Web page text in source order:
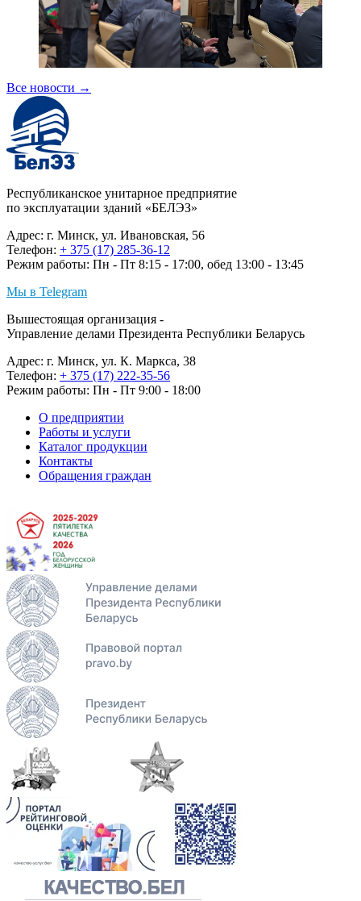
Все новости →
Республиканское унитарное предприятие
по эксплуатации зданий «БЕЛЭЗ»
Адрес: г. Минск, ул. Ивановская, 56
Телефон: + 375 (17) 285-36-12
Режим работы: Пн - Пт 8:15 - 17:00, обед 13:00 - 13:45
Мы в Telegram
Вышестоящая организация -
Управление делами Президента Республики Беларусь
Адрес: г. Минск, ул. К. Маркса, 38
Телефон: + 375 (17) 222-35-56
Режим работы: Пн - Пт 9:00 - 18:00
О предприятии
Работы и услуги
Каталог продукции
Контакты
Обращения граждан